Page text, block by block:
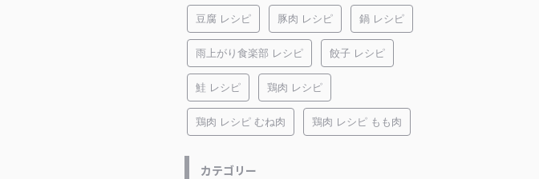
豆腐 レシピ 豚肉 レシピ 鍋 レシピ
雨上がり食楽部 レシピ 餃子 レシピ
鮭 レシピ 鶏肉 レシピ
鶏肉 レシピ むね肉 鶏肉 レシピ もも肉
カテゴリー